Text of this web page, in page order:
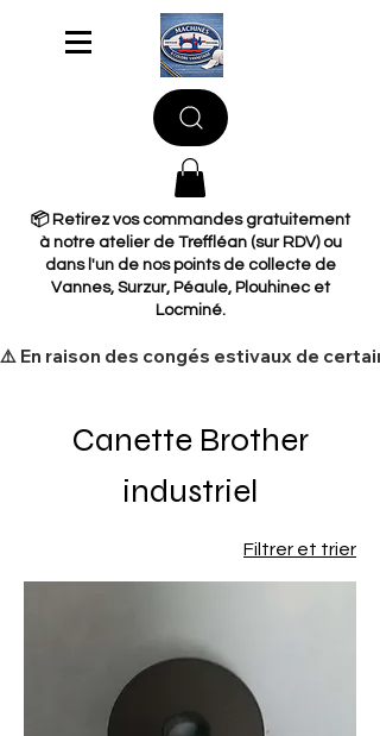
📦 Retirez vos commandes gratuitement
à notre atelier de Treffléan (sur RDV) ou
dans l'un de nos points de collecte de
Vannes, Surzur, Péaule, Plouhinec et
Locminé.
​⚠️ En raison des congés estivaux de
Canette Brother
industriel
Filtrer et trier